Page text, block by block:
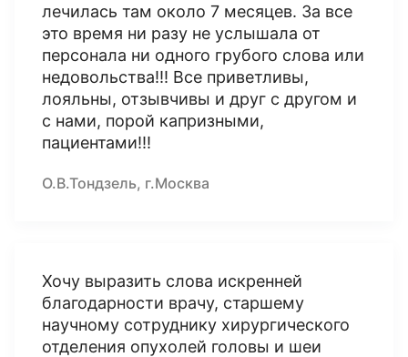
лечилась там около 7 месяцев. За все
это время ни разу не услышала от
персонала ни одного грубого слова или
недовольства!!! Все приветливы,
лояльны, отзывчивы и друг с другом и
с нами, порой капризными,
пациентами!!!
О.В.Тондзель, г.Москва
Хочу выразить слова искренней
благодарности врачу, старшему
научному сотруднику хирургического
отделения опухолей головы и шеи